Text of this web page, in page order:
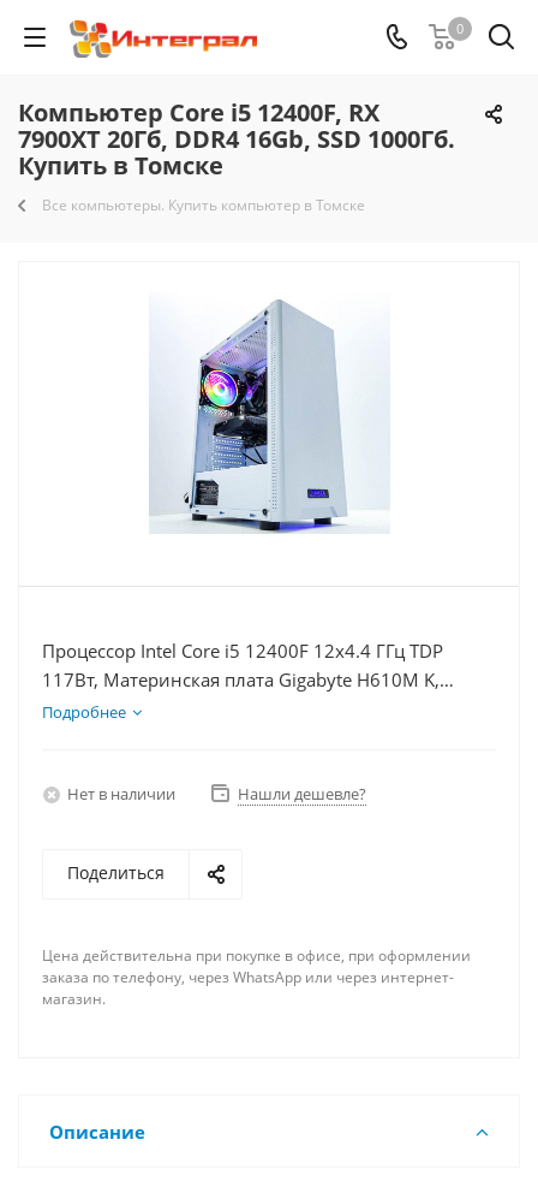
0
Компьютер Core i5 12400F, RX
7900XT 20Гб, DDR4 16Gb, SSD 1000Гб.
Купить в Томске
Все компьютеры. Купить компьютер в Томске
Процессор Intel Core i5 12400F 12x4.4 ГГц TDP
117Вт, Материнская плата Gigabyte H610M K,
Видеокарта RX 7900XT 20Гб, Память DDR4 16Gb,
Подробнее
Нет в наличии Нашли дешевле?
Поделиться
Цена действительна при покупке в офисе, при оформлении
заказа по телефону, через WhatsApp или через интернет-
магазин.
Описание